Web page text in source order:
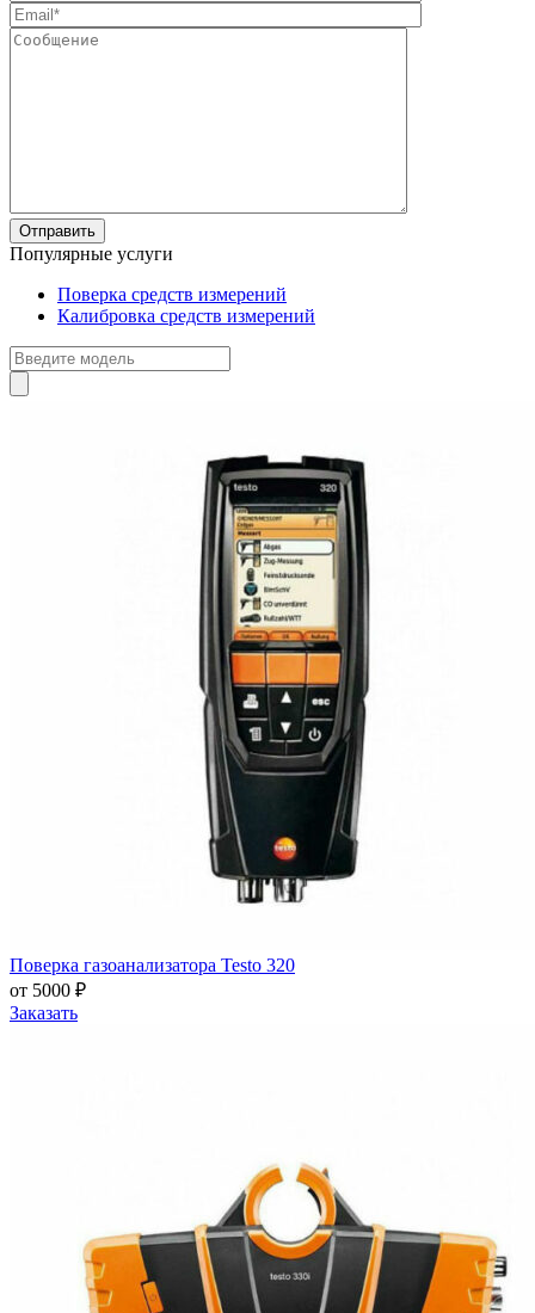
Популярные услуги
Поверка средств измерений
Калибровка средств измерений
Поверка газоанализатора Testo 320
от 5000 ₽
Заказать